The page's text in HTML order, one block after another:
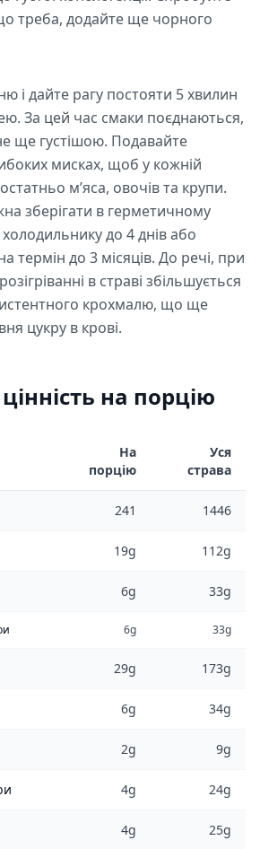
треба, додайте ще чорного
і дайте рагу постояти 5 хвилин
За цей час смаки поєднаються,
ще густішою. Подавайте
мисках, щоб у кожній
м’яса, овочів та крупи.
зберігати в герметичному
до 4 днів або
термін до 3 місяців. До речі, при
в страві збільшується
крохмалю, що ще
цукру в крові.
на порцію
На
порцію
Уся
страва
241 1446
19g 112g
6g 33g
6g 33g
29g 173g
6g 34g
2g 9g
4g 24g
4g 25g